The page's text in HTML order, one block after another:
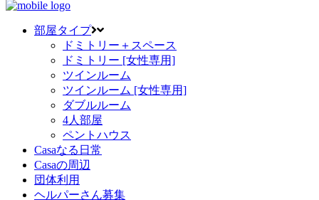
部屋タイプ
ドミトリー＋スペース
ドミトリー [女性専用]
ツインルーム
ツインルーム [女性専用]
ダブルルーム
4人部屋
ペントハウス
Casaなる日常
Casaの周辺
団体利用
ヘルパーさん募集